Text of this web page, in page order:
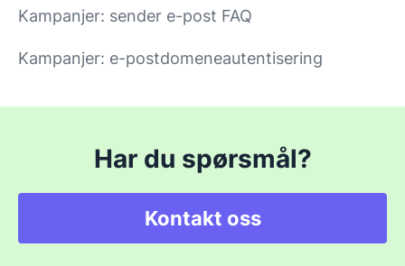
Kampanjer: sender e-post FAQ
Kampanjer: e-postdomeneautentisering
Har du spørsmål?
Kontakt oss